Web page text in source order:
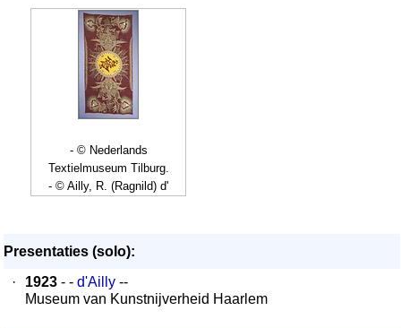
- © Nederlands
Textielmuseum Tilburg.
- © Ailly, R. (Ragnild) d'
Presentaties (solo):
·
1923 - - d'Ailly --
Museum van Kunstnijverheid Haarlem